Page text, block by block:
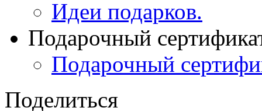
Идеи подарков.
Подарочный
Подарочный
Поделиться